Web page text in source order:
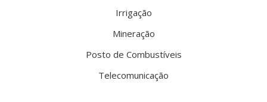
Irrigação
Mineração
Posto de Combustíveis
Telecomunicação